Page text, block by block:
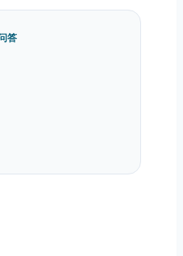
答